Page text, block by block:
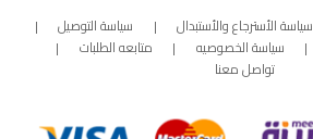
سياسة الأسترجاع والأستبدال
سياسة التوصيل
سياسة الخصوصيه
متابعه الطلبات
تواصل معنا